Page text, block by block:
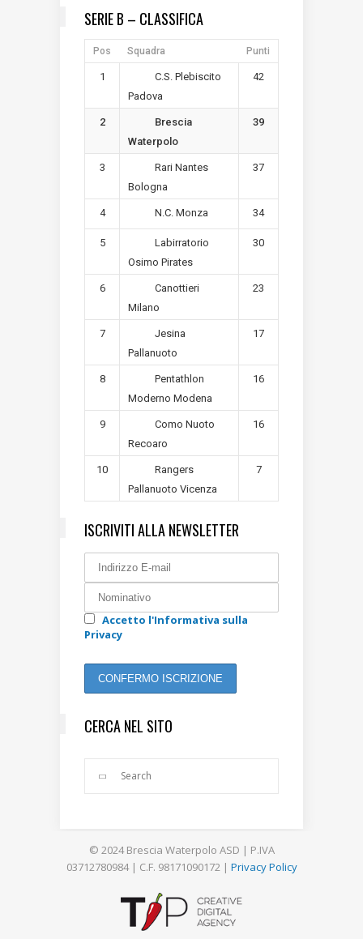
SERIE B – CLASSIFICA
Pos Squadra Punti
1
C.S. Plebiscito
Padova
42
2
Brescia
Waterpolo
39
3
Rari Nantes
Bologna
37
4 N.C. Monza 34
5
Labirratorio
Osimo Pirates
30
6
Canottieri
Milano
23
7
Jesina
Pallanuoto
17
8
Pentathlon
Moderno Modena
16
9
Como Nuoto
Recoaro
16
10
Rangers
Pallanuoto Vicenza
7
ISCRIVITI ALLA NEWSLETTER
Accetto l'Informativa sulla
Privacy
CERCA NEL SITO
© 2024 Brescia Waterpolo ASD | P.IVA
03712780984 | C.F. 98171090172 | Privacy Policy